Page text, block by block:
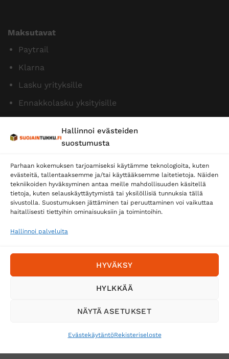
Hallinnoi evästeiden
suostumusta
Parhaan kokemuksen tarjoamiseksi käytämme teknologioita, kuten
evästeitä, tallentaaksemme ja/tai käyttääksemme laitetietoja. Näiden
tekniikoiden hyväksyminen antaa meille mahdollisuuden käsitellä
tietoja, kuten selauskäyttäytymistä tai yksilöllisiä tunnuksia tällä
sivustolla. Suostumuksen jättäminen tai peruuttaminen voi vaikuttaa
haitallisesti tiettyihin ominaisuuksiin ja toimintoihin.
Hallinnoi palveluita
HYVÄKSY
HYLKKÄÄ
NÄYTÄ ASETUKSET
EvästekäytäntöRekisteriseloste
Maksutavat
Paytrail
Klarna
Lasku yrityksille
Ennakkolasku yksityisille
Toimitustavat
Posti
Matkahuolto
Tilaa uutiskirje ja saat erikoisalennuksia